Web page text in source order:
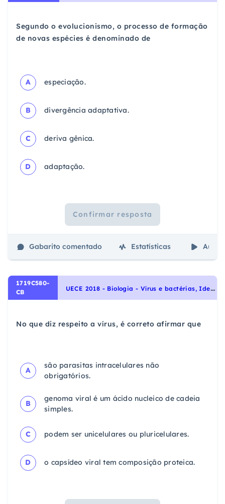
Segundo o evolucionismo, o processo de formação
de novas espécies é denominado de
A especiação.
B divergência adaptativa.
C deriva gênica.
D adaptação.
Confirmar resposta
Gabarito comentado Estatísticas Aulas
1719C580-
CB
U
ECE 2018 - Biologia - Vírus e bactérias, Identidade dos seres vivos
No que diz respeito a vírus, é correto afirmar que
A
são parasitas intracelulares não
obrigatórios.
B
genoma viral é um ácido nucleico de cadeia
simples.
C podem ser unicelulares ou pluricelulares.
D o capsídeo viral tem composição proteica.